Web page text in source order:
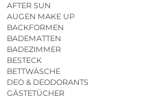
AFTER SUN
AUGEN MAKE UP
BACKFORMEN
BADEMATTEN
BADEZIMMER
BESTECK
BETTWÄSCHE
DEO & DEODORANTS
GÄSTETÜCHER